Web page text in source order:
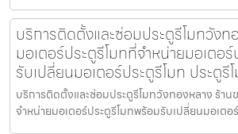
บริการติดตั้งและซ่อมประตูรีโมทวังท
มอเตอร์ประตูรีโมทที่จำหน่ายมอเตอ
รับเปลี่ยนมอเตอร์ประตูรีโมท ประตูรี
บริการติดตั้งและซ่อมประตูรีโมทวังทองหลาง ร้าน
จำหน่ายมอเตอร์ประตูรีโมทพร้อมรับเปลี่ยนมอเตอ